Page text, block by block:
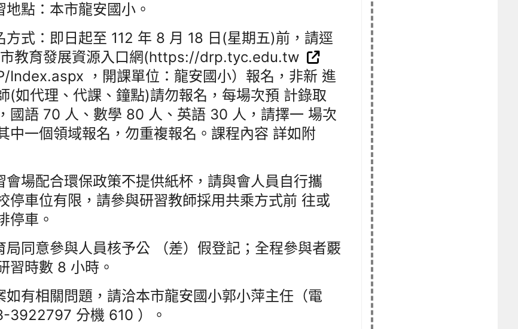
地點：本市龍安國小。
方式：即日起至 112 年 8 月 18 日(星期五)前，請逕
教育發展資源入口網(https://drp.tyc.edu.tw
Index.aspx ，開課單位：龍安國小）報名，非新 進
(如代理、代課、鐘點)請勿報名，每場次預 計錄取
國語 70 人、數學 80 人、英語 30 人，請擇一 場次
中一個領域報名，勿重複報名。課程內容 詳如附
會場配合環保政策不提供紙杯，請與會人員自行攜
停車位有限，請參與研習教師採用共乘方式前 往或
停車。
局同意參與人員核予公 （差）假登記；全程參與者覈
習時數 8 小時。
如有相關問題，請洽本市龍安國小郭小萍主任（電
3922797 分機 610 ）。